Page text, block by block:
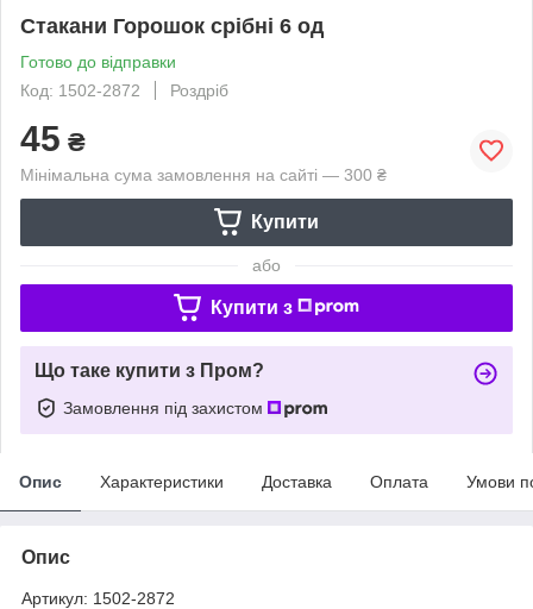
Стакани Горошок срібні 6 од
Готово до відправки
Код: 1502-2872
Роздріб
45 ₴
Мінімальна сума замовлення на сайті — 300 ₴
Купити
або
Купити з
Що таке купити з Пром?
Замовлення під захистом
Опис Характеристики Доставка Оплата Умови
Опис
Артикул: 1502-2872